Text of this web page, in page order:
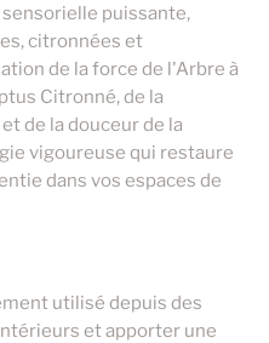
puissante,
citronnées et
de la force de l'Arbre à
Citronné, de la
de la douceur de la
vigoureuse qui restaure
dans vos espaces de
utilisé depuis des
et apporter une